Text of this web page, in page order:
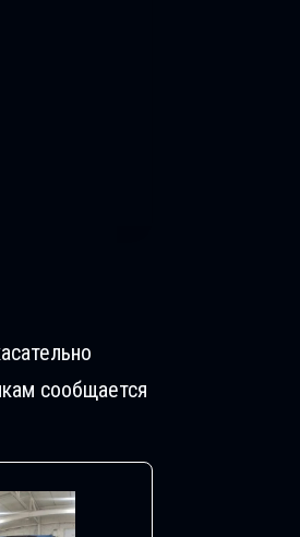
сообщается